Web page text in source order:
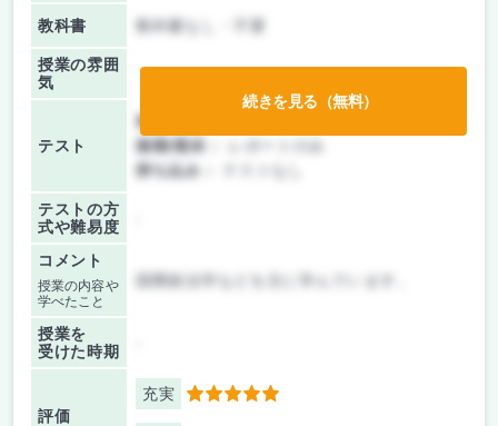
教科書 教科書なし・不要
授業の雰囲
気
テスト
前期/中間：
後期/期末：
持ち込み：
テストの方
式や難易度
コメント
授業の内容や
学べたこと
国際政治学などを主に学んでいます。
授業を
受けた時期
評価
充実 5
続きを見る（無料）